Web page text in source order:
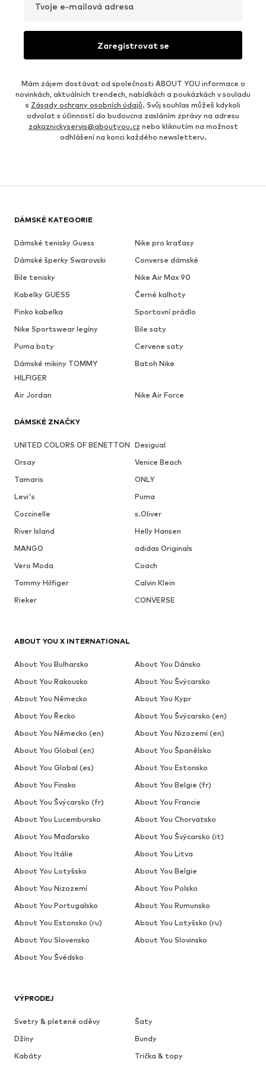
Tvoje e-mailová adresa
Zaregistrovat se
Mám zájem dostávat od společnosti ABOUT YOU informace o
novinkách, aktuálních trendech, nabídkách a poukázkách v souladu
s Zásady ochrany osobních údajů. Svůj souhlas můžeš kdykoli
odvolat s účinností do budoucna zasláním zprávy na adresu
zakaznickyservis@aboutyou.cz nebo kliknutím na možnost
odhlášení na konci každého newsletteru.
DÁMSKÉ KATEGORIE
Dámské tenisky Guess
Nike pro kraťasy
Dámské šperky Swarovski
Converse dámské
Bile tenisky
Nike Air Max 90
Kabelky GUESS
Černé kalhoty
Pinko kabelka
Sportovní prádlo
Nike Sportswear legíny
Bile saty
Puma boty
Cervene saty
Dámské mikiny TOMMY
HILFIGER
Batoh Nike
Air Jordan Nike Air Force
DÁMSKÉ ZNAČKY
UNITED COLORS OF BENETTON Desigual
Orsay
Venice Beach
Tamaris
ONLY
Levi's
Puma
Coccinelle
s.Oliver
River Island
Helly Hansen
MANGO
adidas Originals
Vero Moda
Coach
Tommy Hilfiger
Calvin Klein
Rieker
CONVERSE
VÝPRODEJ
Svetry & pletené oděvy
Šaty
Džíny
Bundy
Kabáty
Trička & topy
ABOUT YOU X INTERNATIONAL
About You Bulharsko
About You Dánsko
About You Rakousko
About You Švýcarsko
About You Německo
About You Kypr
About You Řecko
About You Švýcarsko (en)
About You Německo (en)
About You Nizozemí (en)
About You Global (en)
About You Španělsko
About You Global (es)
About You Estonsko
About You Finsko
About You Belgie (fr)
About You Švýcarsko (fr)
About You Francie
About You Lucembursko
About You Chorvatsko
About You Maďarsko
About You Švýcarsko (it)
About You Itálie
About You Litva
About You Lotyšsko
About You Belgie
About You Nizozemí
About You Polsko
About You Portugalsko
About You Rumunsko
About You Estonsko (ru)
About You Lotyšsko (ru)
About You Slovensko
About You Slovinsko
About You Švédsko